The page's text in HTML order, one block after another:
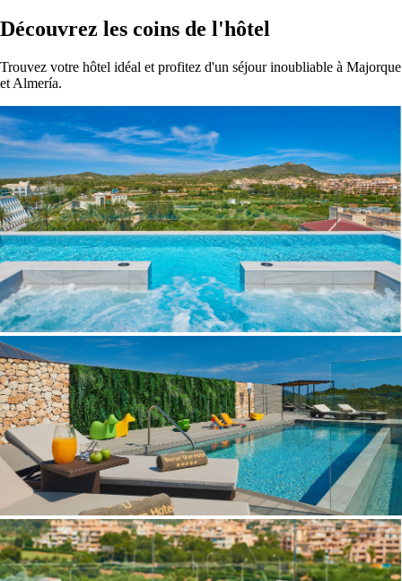
Découvrez les coins de l'hôtel
Trouvez votre hôtel idéal et profitez d'un séjour inoubliable à Majorque
et Almería.